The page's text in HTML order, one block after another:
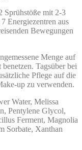
Sprühstöße mit 2-3
Energiezentren aus
Bewegungen
Menge auf
Tagsüber bei
Pflege auf die
up zu verwenden.
Water, Melissa
Pentylene Glycol,
Ferment, Magnolia
Sorbate, Xanthan